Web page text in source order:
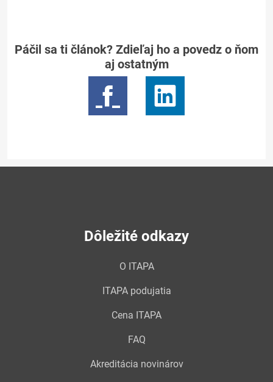
Páčil sa ti článok? Zdieľaj ho a povedz o ňom
aj ostatným
Dôležité odkazy
O ITAPA
ITAPA podujatia
Cena ITAPA
FAQ
Akreditácia novinárov